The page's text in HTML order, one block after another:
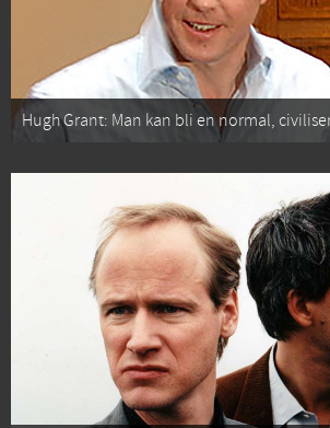
Hugh Grant: Man kan bli en normal,